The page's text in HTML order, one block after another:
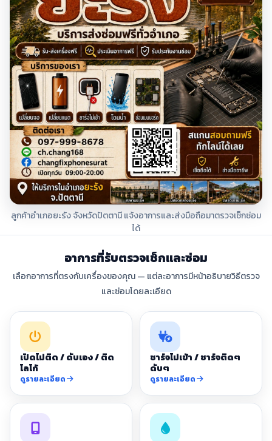
ลูกค้าอำเภอยะรัง จังหวัดปัตตานี แจ้งอาการและส่งมือถือมาตรวจเช็กซ่อม
ได้
อาการที่รับตรวจเช็กและซ่อม
เลือกอาการที่ตรงกับเครื่องของคุณ — แต่ละอาการมีหน้าอธิบายวิธีตรวจ
และซ่อมโดยละเอียด
เปิดไม่ติด / ดับเอง / ติด
โลโก้
ดูรายละเอียด
ชาร์จไม่เข้า / ชาร์จติดๆ
ดับๆ
ดูรายละเอียด